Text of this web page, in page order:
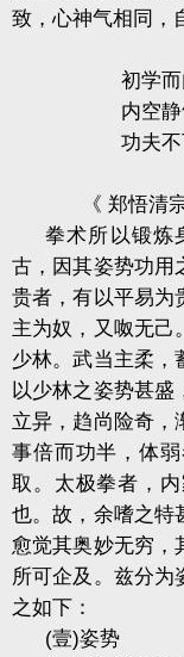
致，心神气相同，
初学
内空
功夫
《 郑悟清
拳术所以锻炼
古，因其姿势功用
贵者，有以平易为
主为奴，又呶无己
少林。武当主柔，
以少林之姿势甚盛
立异，趋尚险奇，
事倍而功半，体
取。太极拳者，
也。故，余嗜之特
愈觉其奥妙无穷，
所可企及。兹分为
之如下：
(壹)姿势